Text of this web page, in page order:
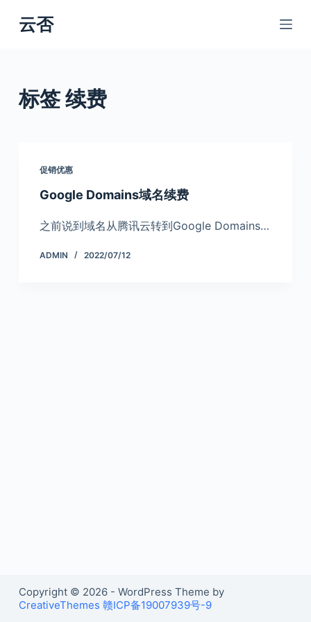
跳
过
云否
标签续费
促销优惠
Google Domains域名续费
之前说到域名从腾讯云转到Google Domains…
ADMIN 2022/07/12
Copyright © 2026 - WordPress Theme by
CreativeThemes 赣ICP备19007939号-9